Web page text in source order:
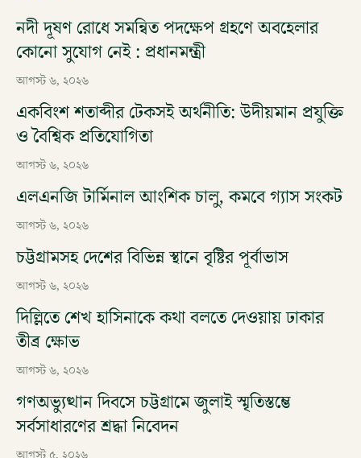
নদী দূষণ রোধে সমন্বিত পদক্ষেপ গ্রহণে অবহেলার
কোনো সুযোগ নেই : প্রধানমন্ত্রী
আগস্ট ৬, ২০২৬
একবিংশ শতাব্দীর টেকসই অর্থনীতি: উদীয়মান প্রযুক্তি
ও বৈশ্বিক প্রতিযোগিতা
আগস্ট ৬, ২০২৬
এলএনজি টার্মিনাল আংশিক চালু, কমবে গ্যাস সংকট
আগস্ট ৬, ২০২৬
চট্টগ্রামসহ দেশের বিভিন্ন স্থানে বৃষ্টির পূর্বাভাস
আগস্ট ৬, ২০২৬
দিল্লিতে শেখ হাসিনাকে কথা বলতে দেওয়ায় ঢাকার
তীব্র ক্ষোভ
আগস্ট ৬, ২০২৬
গণঅভ্যুত্থান দিবসে চট্টগ্রামে জুলাই স্মৃতিস্তম্ভে
সর্বসাধারণের শ্রদ্ধা নিবেদন